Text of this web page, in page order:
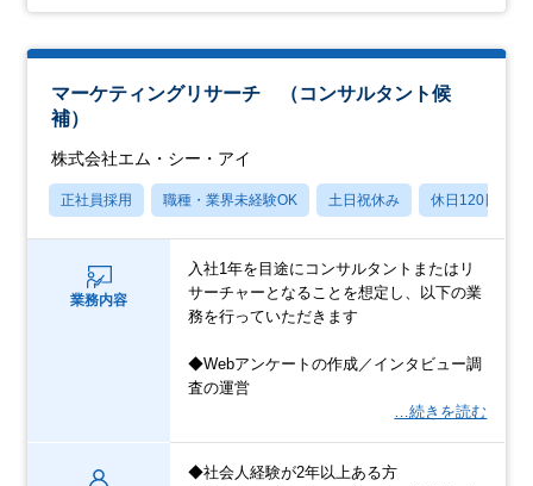
マーケティングリサーチ （コンサルタント候
補）
株式会社エム・シー・アイ
正社員採用 職種・業界未経験OK 土日祝休み 休日120日以上
業務内容
入社1年を目途にコンサルタントまたはリ
サーチャーとなることを想定し、以下の業
務を行っていただきます
◆Webアンケートの作成／インタビュー調
査の運営
…続きを読む
◆社会人経験が2年以上ある方